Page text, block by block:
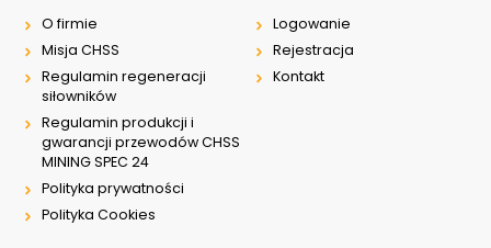
O firmie
Misja CHSS
Regulamin regeneracji
siłowników
Regulamin produkcji i
gwarancji przewodów CHSS
MINING SPEC 24
Polityka prywatności
Polityka Cookies
Logowanie
Rejestracja
Kontakt